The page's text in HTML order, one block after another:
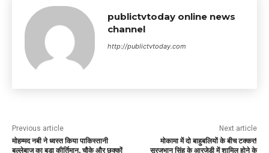
publictvtoday online news
channel
http://publictvtoday.com
Previous article
मोहम्मद नबी ने ध्वस्त किया पाकिस्तानी
बल्लेबाज का बड़ा कीर्तिमान, चौके और छक्कों
Next article
मोकामा में दो बाहुबलियों के बीच टक्कर!
सूरजभान सिंह के आरजेडी में शामिल होने के